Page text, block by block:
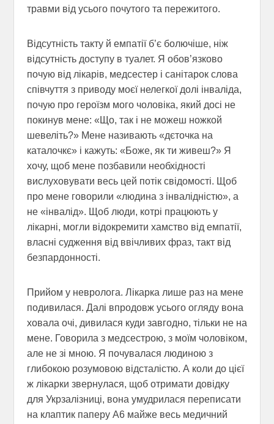
травми від усього почутого та пережитого.
Відсутність такту й емпатії б’є болючіше, ніж
відсутність доступу в туалет. Я обов’язково
почую від лікарів, медсестер і санітарок слова
співчуття з приводу моєї нелегкої долі інваліда,
почую про героїзм мого чоловіка, який досі не
покинув мене: «Що, так і не можеш ножкой
шевеліть?» Мене називають «дєточка на
каталочкє» і кажуть: «Боже, як ти живеш?» Я
хочу, щоб мене позбавили необхідності
вислуховувати весь цей потік свідомості. Щоб
про мене говорили «людина з інвалідністю», а
не «інвалід». Щоб люди, котрі працюють у
лікарні, могли відокремити хамство від емпатії,
власні судження від ввічливих фраз, такт від
безпардонності.
Прийом у невролога. Лікарка лише раз на мене
подивилася. Далі впродовж усього огляду вона
ховала очі, дивилася куди завгодно, тільки не на
мене. Говорила з медсестрою, з моїм чоловіком,
але не зі мною. Я почувалася людиною з
глибокою розумовою відсталістю. А коли до цієї
ж лікарки звернулася, щоб отримати довідку
для Укрзалізниці, вона умудрилася переписати
на клаптик паперу А6 майже весь медичний